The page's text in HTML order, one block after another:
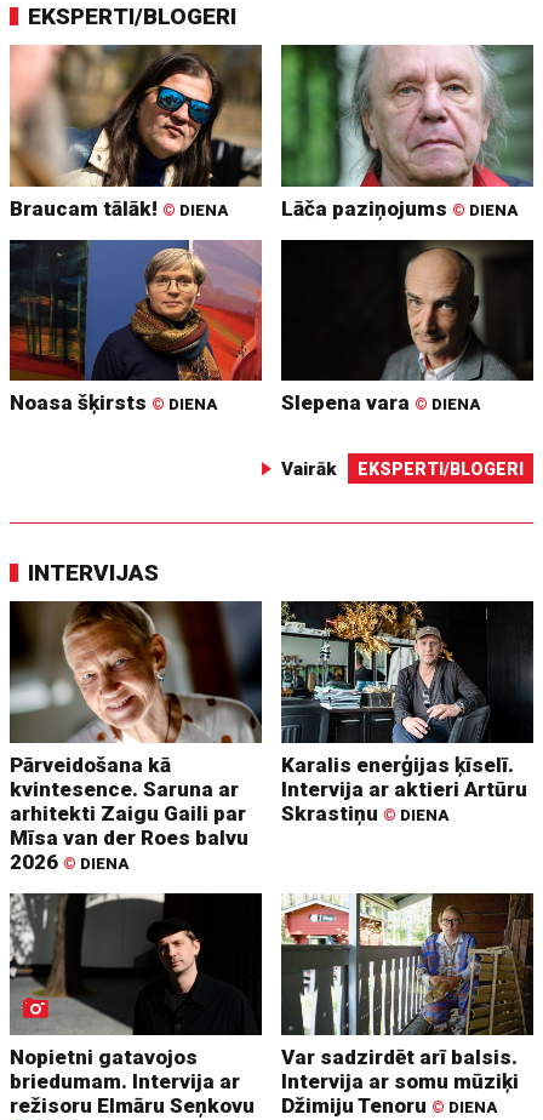
EKSPERTI/BLOGERI
Braucam tālāk! © DIENA Lāča paziņojums © DIENA
Noasa šķirsts © DIENA Slepena vara © DIENA
Vairāk EKSPERTI/BLOGERI
INTERVIJAS
Pārveidošana kā
kvintesence. Saruna ar
arhitekti Zaigu Gaili par
Mīsa van der Roes balvu
2026 © DIENA
Karalis enerģijas ķīselī.
Intervija ar aktieri Artūru
Skrastiņu © DIENA
Nopietni gatavojos
briedumam. Intervija ar
režisoru Elmāru Seņkovu
Var sadzirdēt arī balsis.
Intervija ar somu mūziķi
Džimiju Tenoru © DIENA